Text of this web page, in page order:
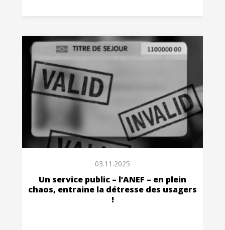
03.11.2025
Un service public – l’ANEF – en plein
chaos, entraine la détresse des usagers
!